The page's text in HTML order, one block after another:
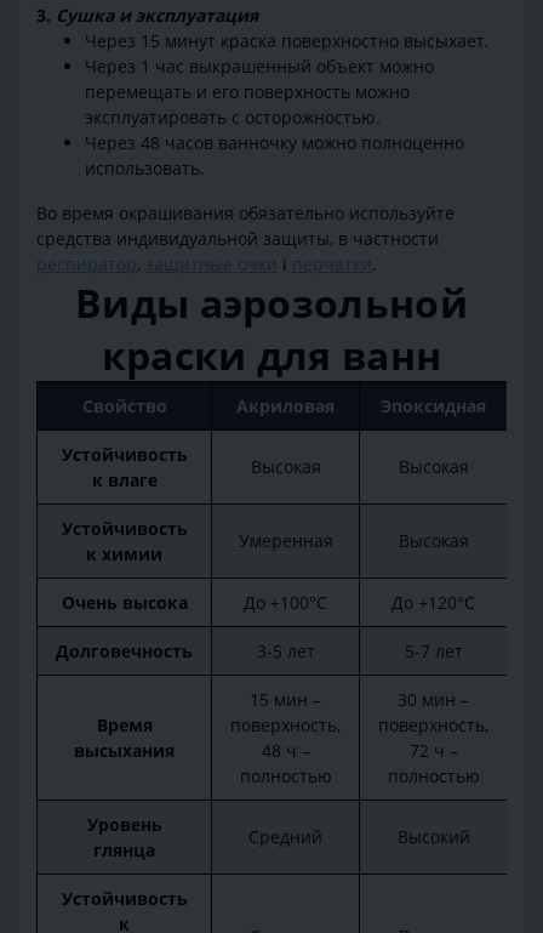
3. Сушка и эксплуатация
Через 15 минут краска поверхностно высыхает.
Через 1 час выкрашенный объект можно
перемещать и его поверхность можно
эксплуатировать с осторожностью.
Через 48 часов ванночку можно полноценно
использовать.
Во время окрашивания обязательно используйте
средства индивидуальной защиты, в частности
респиратор, защитные очки і перчатки.
Виды аэрозольной
краски для ванн
Свойство Акриловая Эпоксидная
Устойчивость
к влаге
Высокая Высокая
Устойчивость
к химии
Умеренная Высокая
Очень высока До +100°C До +120°C
Долговечность 3-5 лет 5-7 лет
Время
высыхания
15 мин –
поверхность,
48 ч –
полностью
30 мин –
поверхность,
72 ч –
полностью
Уровень
глянца
Средний Высокий
Устойчивость
к